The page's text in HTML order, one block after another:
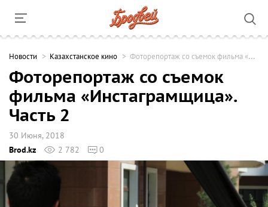
Новости Казахстанское кино Фоторепортаж со съемок фильма «Инстаграмщица». Часть 2
Фоторепортаж со съемок
фильма «Инстаграмщица».
Часть 2
30 Июня, 2018
Brod.kz
2 782 0